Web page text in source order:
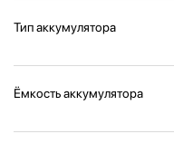
Тип аккумулятора
Ёмкость аккумулятора